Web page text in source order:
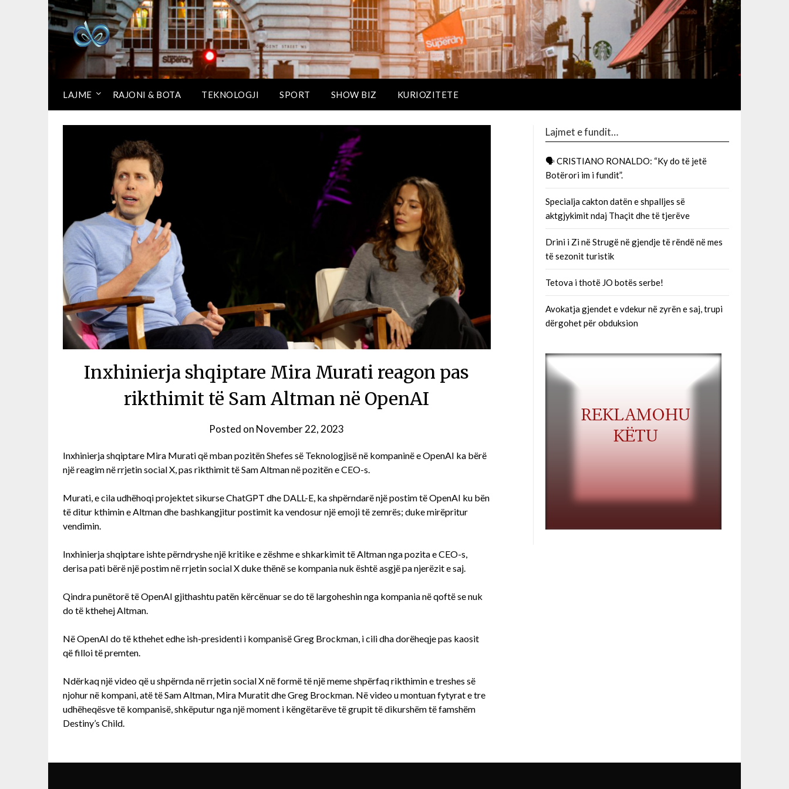
LAJME RAJONI & BOTA TEKNOLOGJI SPORT SHOW BIZ KURIOZITETE
Inxhinierja shqiptare Mira Murati reagon pas
rikthimit të Sam Altman në OpenAI
Posted on November 22, 2023
Inxhinierja shqiptare Mira Murati që mban pozitën Shefes së Teknologjisë në kompaninë e OpenAI ka bërë
një reagim në rrjetin social X, pas rikthimit të Sam Altman në pozitën e CEO-s.
Murati, e cila udhëhoqi projektet sikurse ChatGPT dhe DALL-E, ka shpërndarë një postim të OpenAI ku bën
të ditur kthimin e Altman dhe bashkangjitur postimit ka vendosur një emoji të zemrës; duke mirëpritur
vendimin.
Inxhinierja shqiptare ishte përndryshe një kritike e zëshme e shkarkimit të Altman nga pozita e CEO-s,
derisa pati bërë një postim në rrjetin social X duke thënë se kompania nuk është asgjë pa njerëzit e saj.
Qindra punëtorë të OpenAI gjithashtu patën kërcënuar se do të largoheshin nga kompania në qoftë se nuk
do të kthehej Altman.
Në OpenAI do të kthehet edhe ish-presidenti i kompanisë Greg Brockman, i cili dha dorëheqje pas kaosit
që filloi të premten.
Ndërkaq një video që u shpërnda në rrjetin social X në formë të një meme shpërfaq rikthimin e treshes së
njohur në kompani, atë të Sam Altman, Mira Muratit dhe Greg Brockman. Në video u montuan fytyrat e tre
udhëheqësve të kompanisë, shkëputur nga një moment i këngëtarëve të grupit të dikurshëm të famshëm
Destiny’s Child.
Lajmet e fundit…
🗣 CRISTIANO RONALDO: “Ky do të jetë
Botërori im i fundit”.
Specialja cakton datën e shpalljes së
aktgjykimit ndaj Thaçit dhe të tjerëve
Drini i Zi në Strugë në gjendje të rëndë në mes
të sezonit turistik
Tetova i thotë JO botës serbe!
Avokatja gjendet e vdekur në zyrën e saj, trupi
dërgohet për obduksion